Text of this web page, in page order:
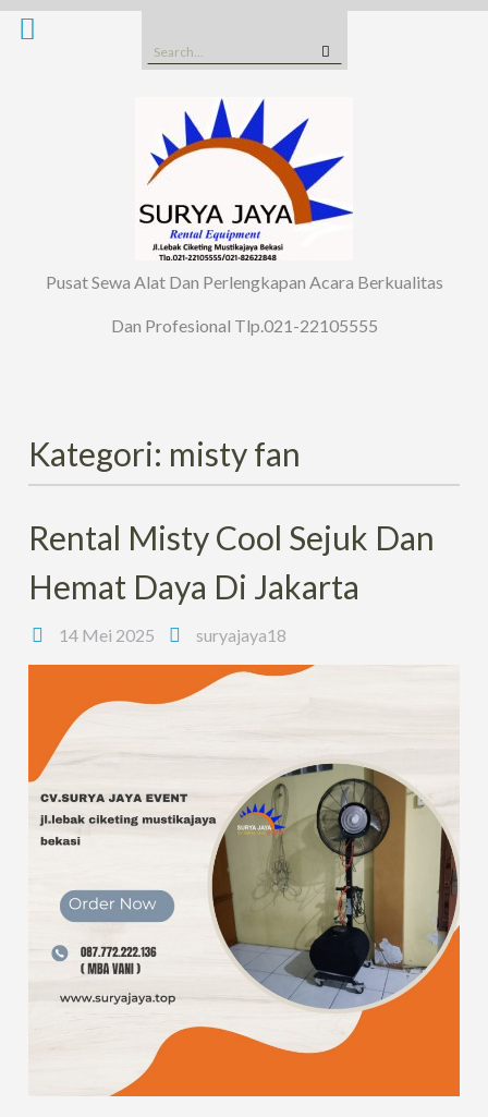
Skip
Search
for:
Pusat Sewa Alat Dan Perlengkapan Acara Berkualitas
Dan Profesional Tlp.021-22105555
Kategori: misty fan
Rental Misty Cool Sejuk Dan
Hemat Daya Di Jakarta
14 Mei 2025 suryajaya18